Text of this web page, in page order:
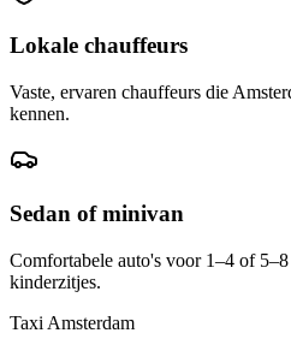
Lokale chauffeurs
Vaste, ervaren chauffeurs die
kennen.
Sedan of minivan
Comfortabele auto's voor 1–4 of
kinderzitjes.
Taxi Amsterdam